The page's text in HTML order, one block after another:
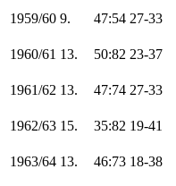
1959/60 9. 47:54 27-33
1960/61 13. 50:82 23-37
1961/62 13. 47:74 27-33
1962/63 15. 35:82 19-41
1963/64 13. 46:73 18-38